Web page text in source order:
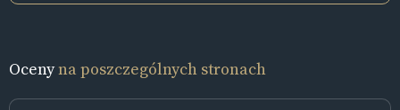
Ocenyna poszczególnych stronach